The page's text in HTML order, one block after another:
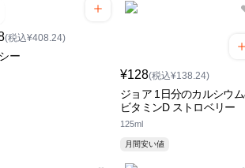
(税込¥408.24)
ー
¥128(税込¥138.24)
ジョア 1日分のカルシウ
ビタミンD ストロベリー
125ml
月間安い値